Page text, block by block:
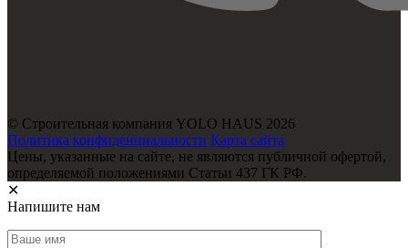
© Строительная компания YOLO HAUS 2026
Политика конфиденциальности Карта сайта
Цены, указанные на сайте, не являются публичной офертой,
определяемой положениями Статьи 437 ГК РФ.
✕
Напишите нам